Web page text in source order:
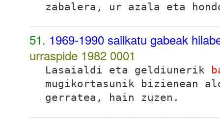
zabalera, ur azala eta
51. 1969-1990 sailkatu gabeak
urraspide 1982 0001
Lasaialdi eta geldiunerik
mugikortasunik bizienean
gerratea, hain zuzen.